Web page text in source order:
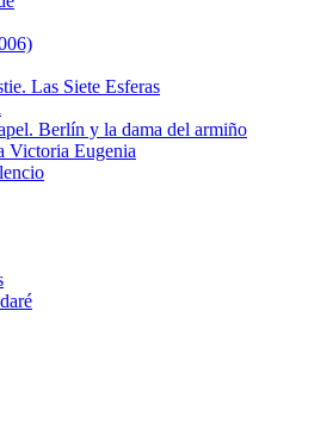
Las Siete Esferas
Berlín y la dama del armiño
Victoria Eugenia